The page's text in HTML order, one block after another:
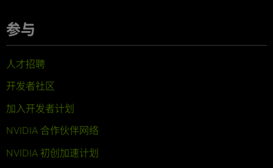
参与
人才招聘
开发者社区
加入开发者计划
NVIDIA 合作伙伴网络
NVIDIA 初创加速计划